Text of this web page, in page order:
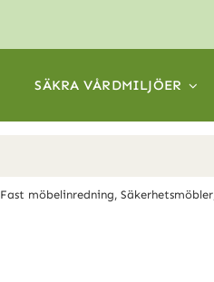
SÄKRA VÅRDMILJÖER
Fast möbelinredning Säkerhetsmöbler